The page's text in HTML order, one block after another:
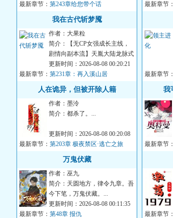
所...
最新章节： 第243章给您带个话
我在古代斩梦魇
作者：大果粒
简介：【无CP女强成长主线，
剧情向副本流】天胤大陆龙脉式
微，诡魇们乘虚而入，通过噩梦
降临...
更新时间：2026-08-08 00:20:21
最新章节： 第231章：再入溪山居
人在诡异，但被开除人籍
作者：墨泠
简介：都杀了。...
更新时间：2026-08-08 00:20:08
最新章节： 第203章 极夜禁区·逃亡之旅
万鬼伏藏
作者：巫九
简介：天圆地方，律令九章。吾
今下笔，万鬼伏藏。...
更新时间：2026-08-08 00:11:35
最新章节： 第48章 报仇
最新章节：
烬，转校
最新章节：
我
最新章节：
最新章节：